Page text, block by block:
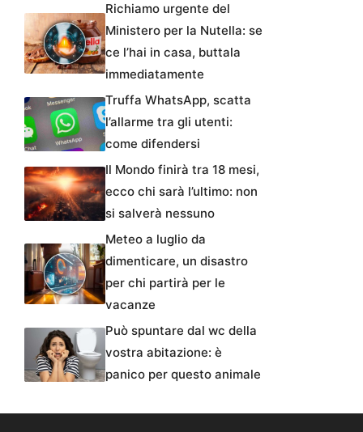
Richiamo urgente del
Ministero per la Nutella: se
ce l’hai in casa, buttala
immediatamente
Truffa WhatsApp, scatta
l’allarme tra gli utenti:
come difendersi
Il Mondo finirà tra 18 mesi,
ecco chi sarà l’ultimo: non
si salverà nessuno
Meteo a luglio da
dimenticare, un disastro
per chi partirà per le
vacanze
Può spuntare dal wc della
vostra abitazione: è
panico per questo animale